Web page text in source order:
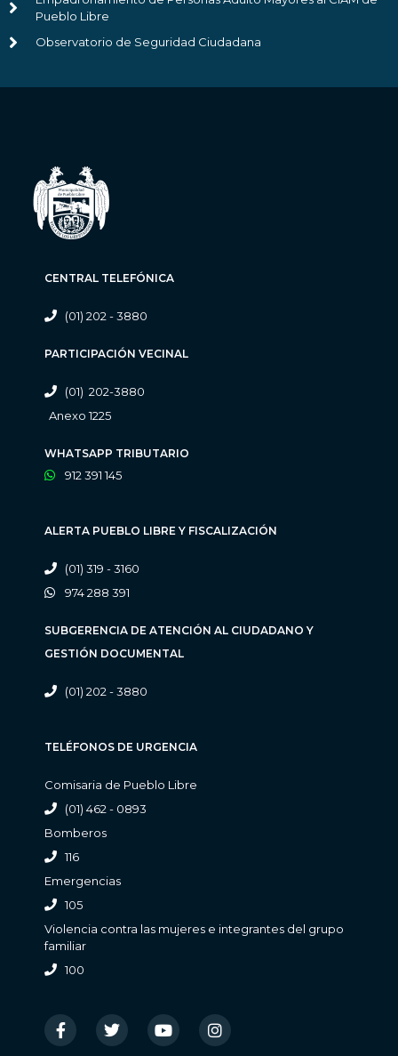
Pueblo Libre
Observatorio de Seguridad Ciudadana
CENTRAL TELEFÓNICA
(01) 202 - 3880
PARTICIPACIÓN VECINAL
(01) 202-3880
Anexo 1225
WHATSAPP TRIBUTARIO
912 391 145
ALERTA PUEBLO LIBRE Y FISCALIZACIÓN
(01) 319 - 3160
974 288 391
SUBGERENCIA DE ATENCIÓN AL CIUDADANO Y
GESTIÓN DOCUMENTAL
(01) 202 - 3880
TELÉFONOS DE URGENCIA
Comisaria de Pueblo Libre
(01) 462 - 0893
Bomberos
116
Emergencias
105
Violencia contra las mujeres e integrantes del grupo
familiar
100